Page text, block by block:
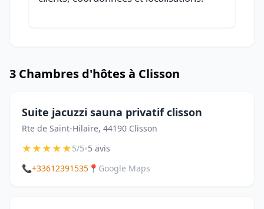
3 Chambres d'hôtes à Clisson
Suite jacuzzi sauna privatif clisson
Rte de Saint-Hilaire, 44190 Clisson
★★★★★5/5•5 avis
📞+33612391535 📍 Google Maps